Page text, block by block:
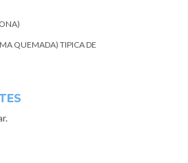
QUEMADA) TIPICA DE